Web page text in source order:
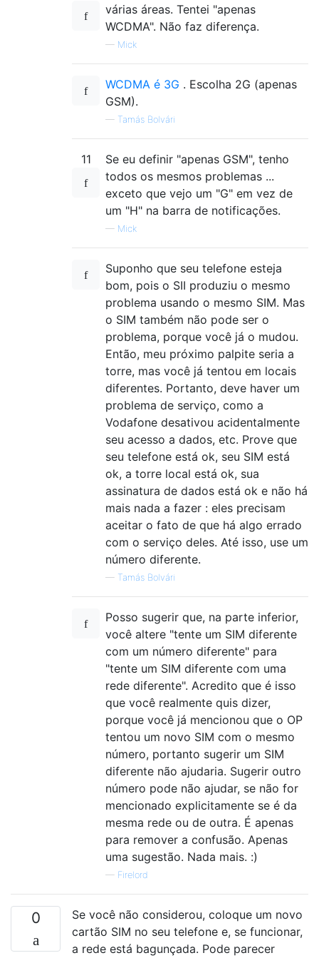
várias áreas. Tentei "apenas
WCDMA". Não faz diferença.
— Mick
WCDMA é 3G . Escolha 2G (apenas
GSM).
— Tamás Bolvári
11
Se eu definir "apenas GSM", tenho
todos os mesmos problemas ...
exceto que vejo um "G" em vez de
um "H" na barra de notificações.
— Mick
Suponho que seu telefone esteja
bom, pois o SII produziu o mesmo
problema usando o mesmo SIM. Mas
o SIM também não pode ser o
problema, porque você já o mudou.
Então, meu próximo palpite seria a
torre, mas você já tentou em locais
diferentes. Portanto, deve haver um
problema de serviço, como a
Vodafone desativou acidentalmente
seu acesso a dados, etc. Prove que
seu telefone está ok, seu SIM está
ok, a torre local está ok, sua
assinatura de dados está ok e não há
mais nada a fazer : eles precisam
aceitar o fato de que há algo errado
com o serviço deles. Até isso, use um
número diferente.
— Tamás Bolvári
Posso sugerir que, na parte inferior,
você altere "tente um SIM diferente
com um número diferente" para
"tente um SIM diferente com uma
rede diferente". Acredito que é isso
que você realmente quis dizer,
porque você já mencionou que o OP
tentou um novo SIM com o mesmo
número, portanto sugerir um SIM
diferente não ajudaria. Sugerir outro
número pode não ajudar, se não for
mencionado explicitamente se é da
mesma rede ou de outra. É apenas
para remover a confusão. Apenas
uma sugestão. Nada mais. :)
— Firelord
0
Se você não considerou, coloque um novo
cartão SIM no seu telefone e, se funcionar,
a rede está bagunçada. Pode parecer